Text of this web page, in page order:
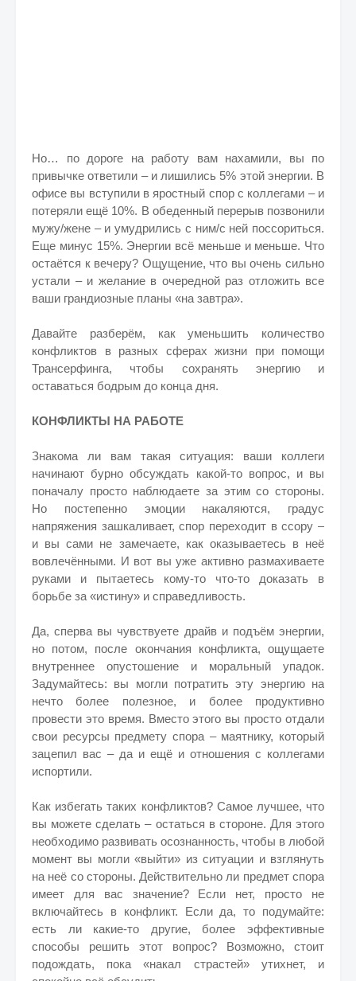
Но… по дороге на работу вам нахамили, вы по
привычке ответили – и лишились 5% этой энергии. В
офисе вы вступили в яростный спор с коллегами – и
потеряли ещё 10%. В обеденный перерыв позвонили
мужу/жене – и умудрились с ним/с ней поссориться.
Еще минус 15%. Энергии всё меньше и меньше. Что
остаётся к вечеру? Ощущение, что вы очень сильно
устали – и желание в очередной раз отложить все
ваши грандиозные планы «на завтра».
Давайте разберём, как уменьшить количество
конфликтов в разных сферах жизни при помощи
Трансерфинга, чтобы сохранять энергию и
оставаться бодрым до конца дня.
КОНФЛИКТЫ НА РАБОТЕ
Знакома ли вам такая ситуация: ваши коллеги
начинают бурно обсуждать какой-то вопрос, и вы
поначалу просто наблюдаете за этим со стороны.
Но постепенно эмоции накаляются, градус
напряжения зашкаливает, спор переходит в ссору –
и вы сами не замечаете, как оказываетесь в неё
вовлечёнными. И вот вы уже активно размахиваете
руками и пытаетесь кому-то что-то доказать в
борьбе за «истину» и справедливость.
Да, сперва вы чувствуете драйв и подъём энергии,
но потом, после окончания конфликта, ощущаете
внутреннее опустошение и моральный упадок.
Задумайтесь: вы могли потратить эту энергию на
нечто более полезное, и более продуктивно
провести это время. Вместо этого вы просто отдали
свои ресурсы предмету спора – маятнику, который
зацепил вас – да и ещё и отношения с коллегами
испортили.
Как избегать таких конфликтов? Самое лучшее, что
вы можете сделать – остаться в стороне. Для этого
необходимо развивать осознанность, чтобы в любой
момент вы могли «выйти» из ситуации и взглянуть
на неё со стороны. Действительно ли предмет спора
имеет для вас значение? Если нет, просто не
включайтесь в конфликт. Если да, то подумайте:
есть ли какие-то другие, более эффективные
способы решить этот вопрос? Возможно, стоит
подождать, пока «накал страстей» утихнет, и